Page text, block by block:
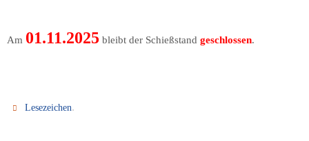
Am 01.11.2025 bleibt der Schießstand geschlossen.
Lesezeichen.